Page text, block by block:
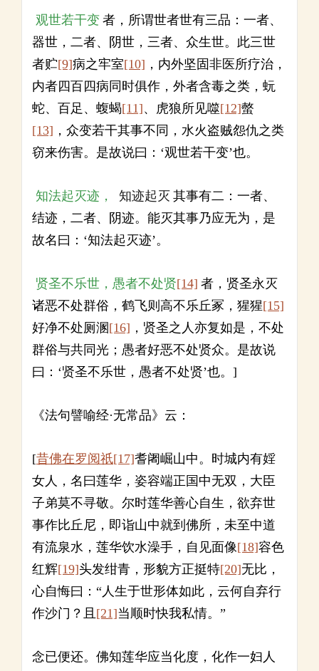
观世若干变 者，所谓世者世有三品：一者、
器世，二者、阴世，三者、众生世。此三世
者贮[9]病之牢室[10] ，内外坚固非医所疗治，
内者四百四病同时俱作，外者含毒之类，蚖
蛇、百足、蝮蝎[11]、虎狼所见噬[12]螫
[13] ，众变若干其事不同，水火盗贼怨仇之类
窃来伤害。是故说曰：‘观世若干变’也。
知法起灭迹， 知迹起灭 其事有二：一者、
结迹，二者、阴迹。能灭其事乃应无为，是
故名曰：‘知法起灭迹’。
贤圣不乐世，愚者不处贤[14] 者，贤圣永灭
诸恶不处群俗，鹤飞则高不乐丘冢，猩猩[15]
好净不处厕溷 [16] ，贤圣之人亦复如是，不处
群俗与共同光；愚者好恶不处贤众。是故说
曰：‘贤圣不乐世，愚者不处贤’也。]
《法句譬喻经·无常品》云：
[昔佛在罗阅祇[17]耆阇崛山中。时城内有婬
女人，名曰莲华，姿容端正国中无双，大臣
子弟莫不寻敬。尔时莲华善心自生，欲弃世
事作比丘尼，即诣山中就到佛所，未至中道
有流泉水，莲华饮水澡手，自见面像[18]容色
红辉[19]头发绀青，形貌方正挺特[20]无比，
心自悔曰：“人生于世形体如此，云何自弃行
作沙门？且 [21]当顺时快我私情。”
念已便还。佛知莲华应当化度，化作一妇人